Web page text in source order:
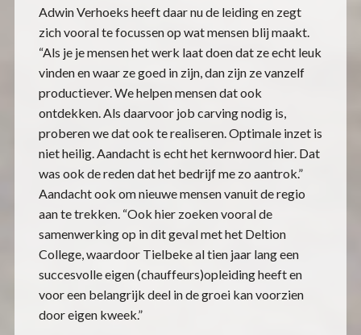
Adwin Verhoeks heeft daar nu de leiding en zegt
zich vooral te focussen op wat mensen blij maakt.
“Als je je mensen het werk laat doen dat ze echt leuk
vinden en waar ze goed in zijn, dan zijn ze vanzelf
productiever. We helpen mensen dat ook
ontdekken. Als daarvoor job carving nodig is,
proberen we dat ook te realiseren. Optimale inzet is
niet heilig. Aandacht is echt het kernwoord hier. Dat
was ook de reden dat het bedrijf me zo aantrok.”
Aandacht ook om nieuwe mensen vanuit de regio
aan te trekken. “Ook hier zoeken vooral de
samenwerking op in dit geval met het Deltion
College, waardoor Tielbeke al tien jaar lang een
succesvolle eigen (chauffeurs)opleiding heeft en
voor een belangrijk deel in de groei kan voorzien
door eigen kweek.”